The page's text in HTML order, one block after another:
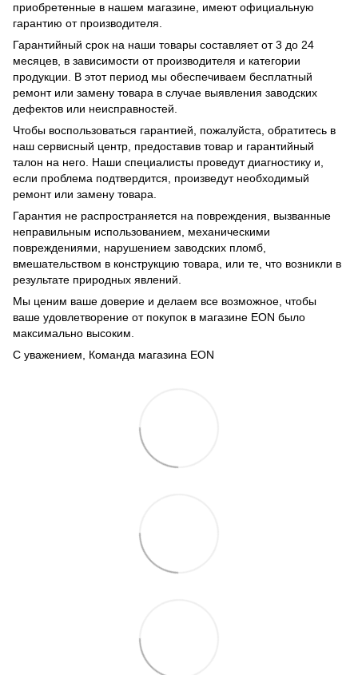
приобретенные в нашем магазине, имеют официальную
гарантию от производителя.
Гарантийный срок на наши товары составляет от 3 до 24
месяцев, в зависимости от производителя и категории
продукции. В этот период мы обеспечиваем бесплатный
ремонт или замену товара в случае выявления заводских
дефектов или неисправностей.
Чтобы воспользоваться гарантией, пожалуйста, обратитесь в
наш сервисный центр, предоставив товар и гарантийный
талон на него. Наши специалисты проведут диагностику и,
если проблема подтвердится, произведут необходимый
ремонт или замену товара.
Гарантия не распространяется на повреждения, вызванные
неправильным использованием, механическими
повреждениями, нарушением заводских пломб,
вмешательством в конструкцию товара, или те, что возникли в
результате природных явлений.
Мы ценим ваше доверие и делаем все возможное, чтобы
ваше удовлетворение от покупок в магазине EON было
максимально высоким.
С уважением, Команда магазина EON